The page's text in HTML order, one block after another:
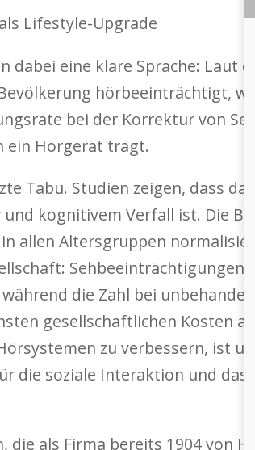
dabei eine klare Sprache: Laut
hörbeeinträchtigt,
bei der Korrektur von
ein Hörgerät trägt.
Tabu. Studien zeigen, dass
kognitivem Verfall ist. Die
allen Altersgruppen
Sehbeeinträchtigungen
die Zahl bei
gesellschaftlichen Kosten
zu verbessern, ist
die soziale Interaktion und das
als Firma bereits 1904 von